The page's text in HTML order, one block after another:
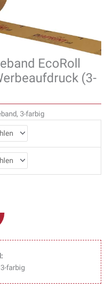
EcoRoll
(3-
3-farbig
farbig